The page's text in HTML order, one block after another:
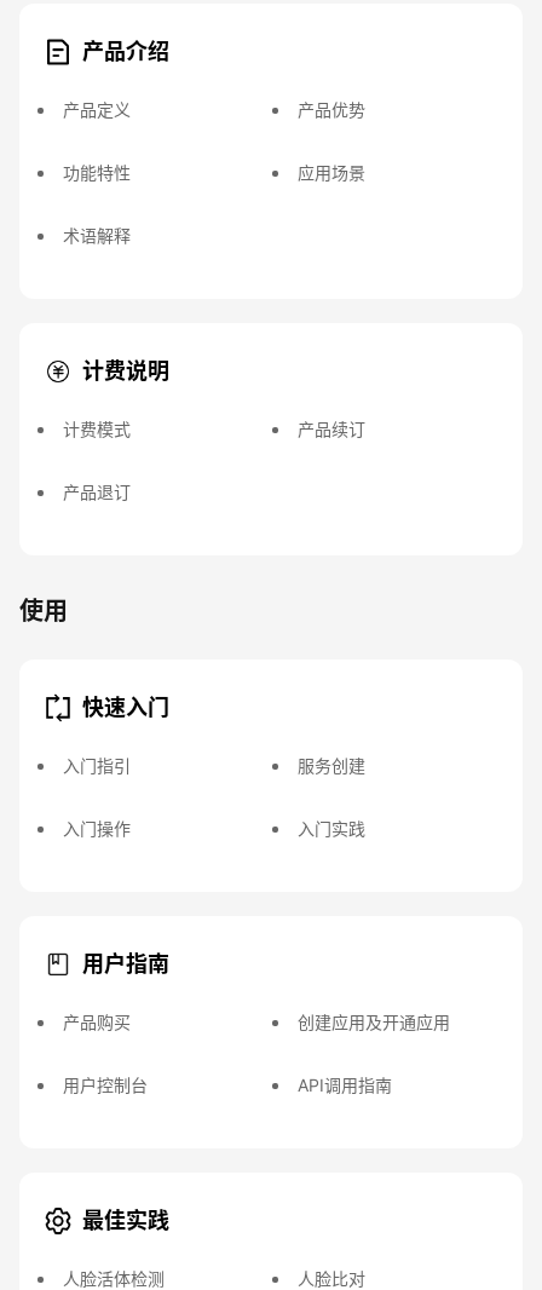
产品介绍
产品定义 产品优势
功能特性 应用场景
术语解释
计费说明
计费模式 产品续订
产品退订
使用
快速入门
入门指引 服务创建
入门操作 入门实践
用户指南
产品购买 创建应用及开通应用
用户控制台 API调用指南
最佳实践
人脸活体检测 人脸比对